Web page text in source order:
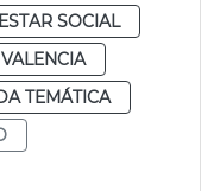
SOCIAL
VALENCIA
TEMÁTICA